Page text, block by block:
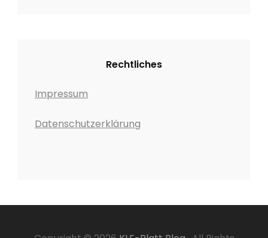
Rechtliches
Impressum
Datenschutzerklärung